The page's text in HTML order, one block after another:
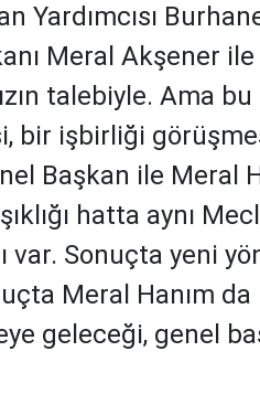
Yardımcısı
Meral Akşener
talebiyle. Ama
bir işbirliği
Başkan ile Meral
hatta aynı
var. Sonuçta yeni
Meral Hanım da
geleceği, genel